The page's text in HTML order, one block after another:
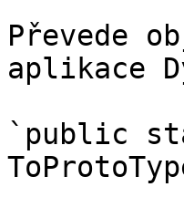
Převede
aplikace
`public